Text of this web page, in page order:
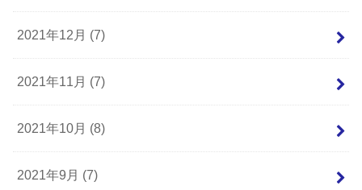
2021年12月 (7)
2021年11月 (7)
2021年10月 (8)
2021年9月 (7)